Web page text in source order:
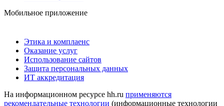
Мобильное приложение
Этика и комплаенс
Оказание услуг
Использование сайтов
Защита персональных данных
ИТ аккредитация
На информационном ресурсе hh.ru применяются
рекомендательные технологии (информационные технологии